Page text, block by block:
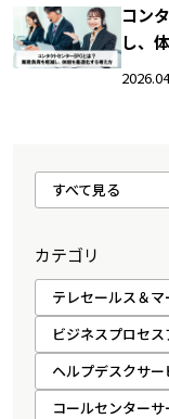
コン
し、
すべて見る
カテゴリ
テレセールス＆
ビジネスプロセ
ヘルプデスクサー
コールセンターサ